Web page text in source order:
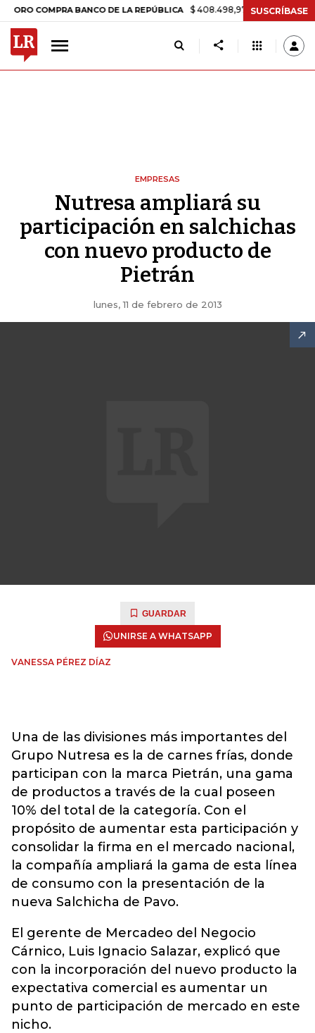
COMPRA BANCO DE LA REPÚBLICA $ 408.498,97 +$ 8.753,81 +2,19%
SUSCRÍBASE
EMPRESAS
Nutresa ampliará su
participación en salchichas
con nuevo producto de
Pietrán
lunes, 11 de febrero de 2013
GUARDAR
UNIRSE A WHATSAPP
VANESSA PÉREZ DÍAZ
Una de las divisiones más importantes del
Grupo Nutresa es la de carnes frías, donde
participan con la marca Pietrán, una gama
de productos a través de la cual poseen
10% del total de la categoría. Con el
propósito de aumentar esta participación y
consolidar la firma en el mercado nacional,
la compañía ampliará la gama de esta línea
de consumo con la presentación de la
nueva Salchicha de Pavo.
El gerente de Mercadeo del Negocio
Cárnico, Luis Ignacio Salazar, explicó que
con la incorporación del nuevo producto la
expectativa comercial es aumentar un
punto de participación de mercado en este
nicho.